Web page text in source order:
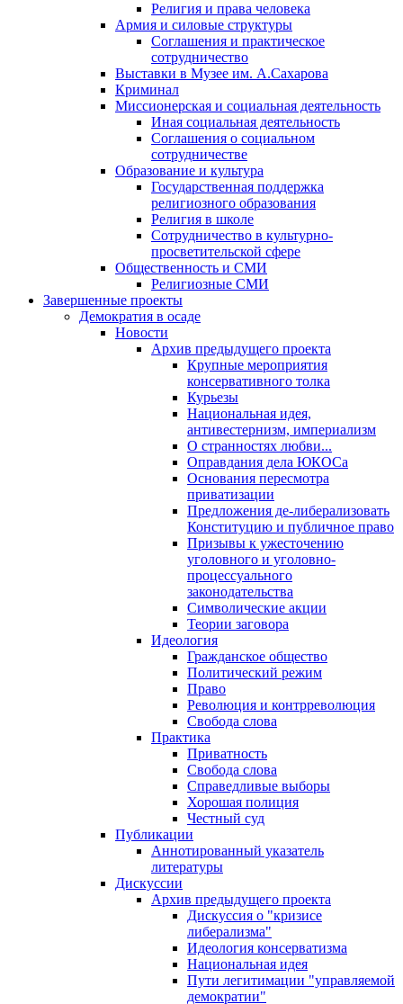
Религия и права человека
Армия и силовые структуры
Соглашения и практическое
сотрудничество
Выставки в Музее им. А.Сахарова
Криминал
Миссионерская и социальная деятельность
Иная социальная деятельность
Соглашения о социальном
сотрудничестве
Образование и культура
Государственная поддержка
религиозного образования
Религия в школе
Сотрудничество в культурно-
просветительской сфере
Общественность и СМИ
Религиозные СМИ
Завершенные проекты
Демократия в осаде
Новости
Архив предыдущего проекта
Крупные мероприятия
консервативного толка
Курьезы
Национальная идея,
антивестернизм, империализм
О странностях любви...
Оправдания дела ЮКОСа
Основания пересмотра
приватизации
Предложения де-либерализовать
Конституцию и публичное право
Призывы к ужесточению
уголовного и уголовно-
процессуального
законодательства
Символические акции
Теории заговора
Идеология
Гражданское общество
Политический режим
Право
Революция и контрреволюция
Свобода слова
Практика
Приватность
Свобода слова
Справедливые выборы
Хорошая полиция
Честный суд
Публикации
Аннотированный указатель
литературы
Дискуссии
Архив предыдущего проекта
Дискуссия о "кризисе
либерализма"
Идеология консерватизма
Национальная идея
Пути легитимации "управляемой
демократии"